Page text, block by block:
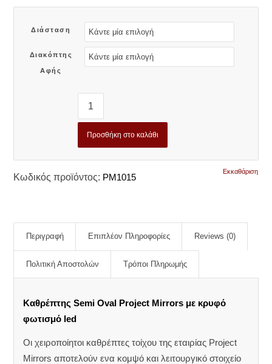
Διάσταση
Διακόπτης
Αφής
Εκκαθάριση
Προσθήκη στο καλάθι
Κωδικός προϊόντος: PM1015
Περιγραφή Επιπλέον Πληροφορίες Reviews (0)
Πολιτική Αποστολών Τρόποι Πληρωμής
Καθρέπτης Semi Oval Project Mirrors με κρυφό
φωτισμό led
Οι χειροποίητοι καθρέπτες τοίχου της εταιρίας Project
Mirrors αποτελούν ενα κομψό και λειτουργικό στοιχείο